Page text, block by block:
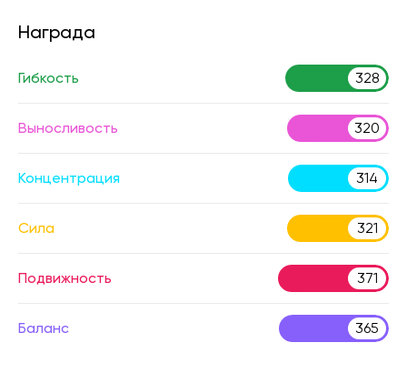
Награда
Гибкость 328
Выносливость 320
Концентрация 314
Сила 321
Подвижность 371
Баланс 365